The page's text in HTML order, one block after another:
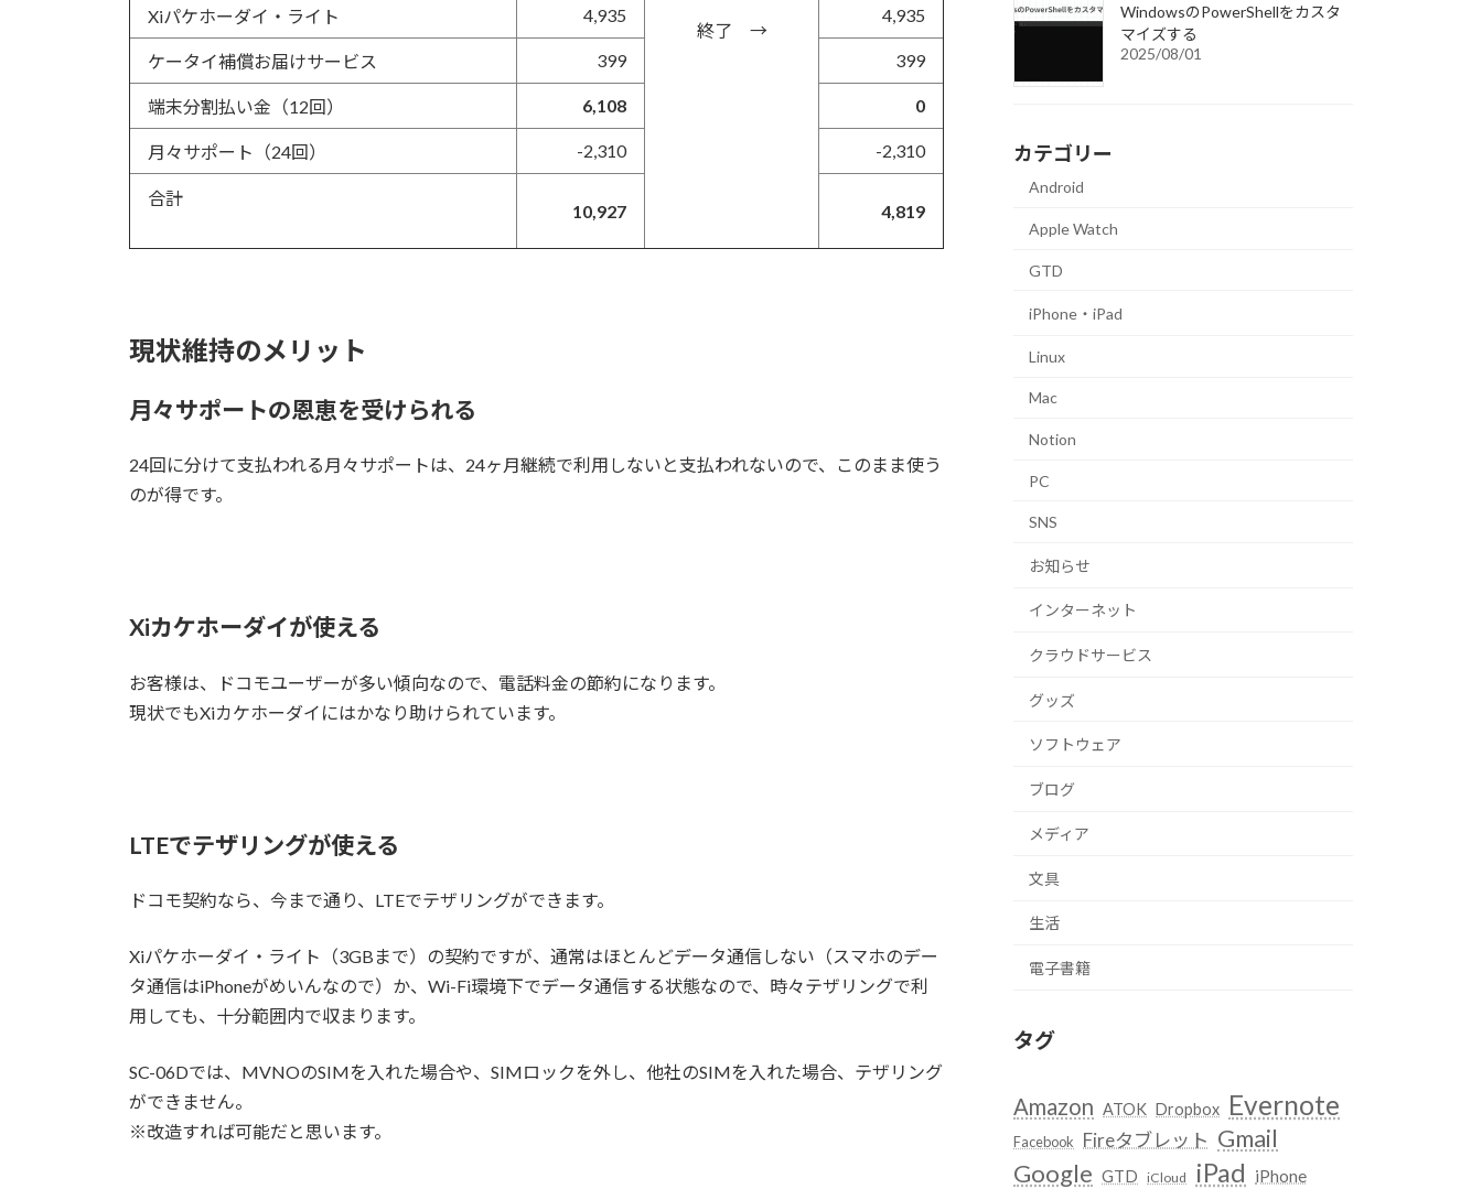
終了 →
Xiパケホーダイ・ライト 4,935 4,935
ケータイ補償お届けサービス 399 399
端末分割払い金（12回） 6,108 0
月々サポート（24回） -2,310 -2,310
合計
10,927 4,819
現状維持のメリット
月々サポートの恩恵を受けられる
24回に分けて支払われる月々サポートは、24ヶ月継続で利用しないと支払われないので、このまま使う
のが得です。
Xiカケホーダイが使える
お客様は、ドコモユーザーが多い傾向なので、電話料金の節約になります。
現状でもXiカケホーダイにはかなり助けられています。
LTEでテザリングが使える
ドコモ契約なら、今まで通り、LTEでテザリングができます。
Xiパケホーダイ・ライト（3GBまで）の契約ですが、通常はほとんどデータ通信しない（スマホのデー
タ通信はiPhoneがめいんなので）か、Wi-Fi環境下でデータ通信する状態なので、時々テザリングで利
用しても、十分範囲内で収まります。
SC-06Dでは、MVNOのSIMを入れた場合や、SIMロックを外し、他社のSIMを入れた場合、テザリング
ができません。
※改造すれば可能だと思います。
WindowsのPowerShellをカスタ
マイズする
2025/08/01
カテゴリー
Android
Apple Watch
GTD
iPhone・iPad
Linux
Mac
Notion
PC
SNS
お知らせ
インターネット
クラウドサービス
グッズ
ソフトウェア
ブログ
メディア
文具
生活
電子書籍
タグ
Amazon ATOK Dropbox Evernote
Facebook Fireタブレット Gmail
Google GTD iCloud iPad iPhone